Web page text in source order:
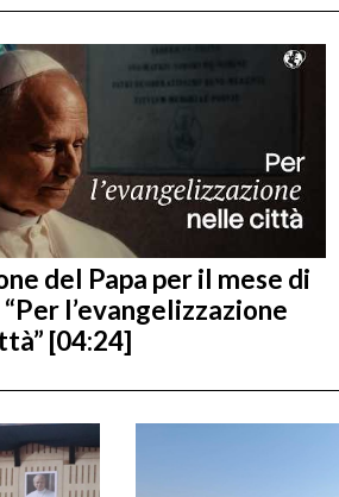
del Papa per il mese di
l’evangelizzazione
[04:24]